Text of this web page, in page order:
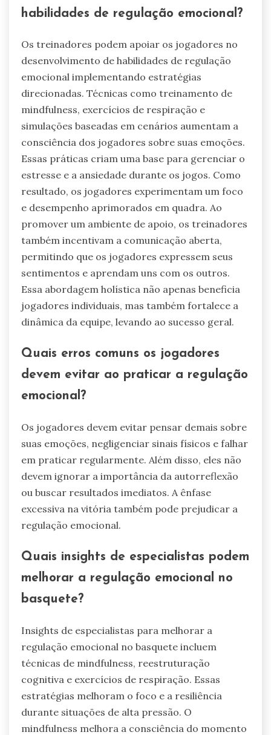
habilidades de regulação emocional?
Os treinadores podem apoiar os jogadores no
desenvolvimento de habilidades de regulação
emocional implementando estratégias
direcionadas. Técnicas como treinamento de
mindfulness, exercícios de respiração e
simulações baseadas em cenários aumentam a
consciência dos jogadores sobre suas emoções.
Essas práticas criam uma base para gerenciar o
estresse e a ansiedade durante os jogos. Como
resultado, os jogadores experimentam um foco
e desempenho aprimorados em quadra. Ao
promover um ambiente de apoio, os treinadores
também incentivam a comunicação aberta,
permitindo que os jogadores expressem seus
sentimentos e aprendam uns com os outros.
Essa abordagem holística não apenas beneficia
jogadores individuais, mas também fortalece a
dinâmica da equipe, levando ao sucesso geral.
Quais erros comuns os jogadores
devem evitar ao praticar a regulação
emocional?
Os jogadores devem evitar pensar demais sobre
suas emoções, negligenciar sinais físicos e falhar
em praticar regularmente. Além disso, eles não
devem ignorar a importância da autorreflexão
ou buscar resultados imediatos. A ênfase
excessiva na vitória também pode prejudicar a
regulação emocional.
Quais insights de especialistas podem
melhorar a regulação emocional no
basquete?
Insights de especialistas para melhorar a
regulação emocional no basquete incluem
técnicas de mindfulness, reestruturação
cognitiva e exercícios de respiração. Essas
estratégias melhoram o foco e a resiliência
durante situações de alta pressão. O
mindfulness melhora a consciência do momento